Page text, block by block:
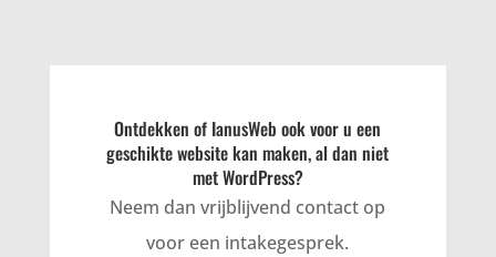
Ontdekken of IanusWeb ook voor u een
geschikte website kan maken, al dan niet
met WordPress?
Neem dan vrijblijvend contact op
voor een intakegesprek.